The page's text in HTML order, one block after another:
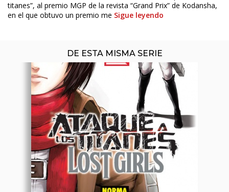
titanes”, al premio MGP de la revista “Grand Prix” de Kodansha,
en el que obtuvo un premio me Sigue leyendo
DE ESTA MISMA SERIE